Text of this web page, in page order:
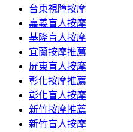
台東視障按摩
嘉義盲人按摩
基隆盲人按摩
宜蘭按摩推薦
屏東盲人按摩
彰化按摩推薦
彰化盲人按摩
新竹按摩推薦
新竹盲人按摩